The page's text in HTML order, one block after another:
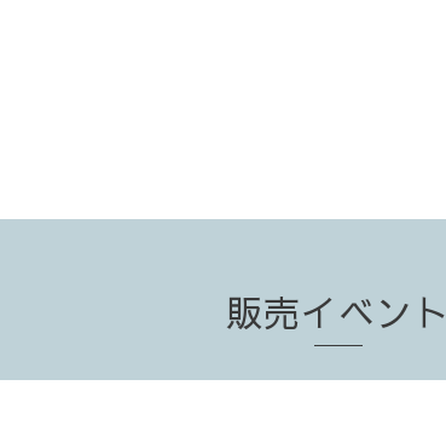
販売イベント